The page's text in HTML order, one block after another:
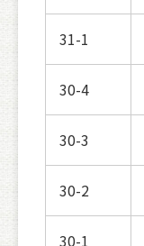
31-1
30-4
30-3
30-2
30-1